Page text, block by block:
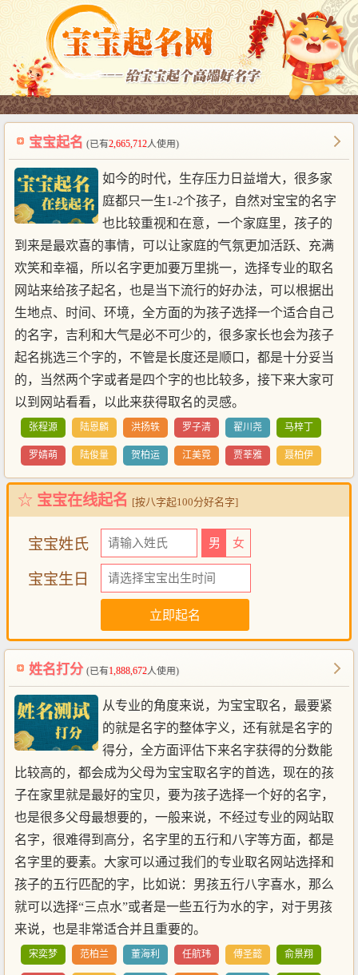
宝宝起名 (已有2,665,712人使用)
如今的时代，生存压力日益增大，很多家
庭都只一生1-2个孩子，自然对宝宝的名字
也比较重视和在意，一个家庭里，孩子的
到来是最欢喜的事情，可以让家庭的气氛更加活跃、充满
欢笑和幸福，所以名字更加要万里挑一，选择专业的取名
网站来给孩子起名，也是当下流行的好办法，可以根据出
生地点、时间、环境，全方面的为孩子选择一个适合自己
的名字，吉利和大气是必不可少的，很多家长也会为孩子
起名挑选三个字的，不管是长度还是顺口，都是十分妥当
的，当然两个字或者是四个字的也比较多，接下来大家可
以到网站看看，以此来获得取名的灵感。
张程源 陆恩麟 洪扬轶 罗子清 翟川尧 马梓丁
罗婧萌 陆俊量 贺柏运 江美霓 贾莘雅 聂柏伊
☆ 宝宝在线起名 [按八字起100分好名字]
宝宝姓氏 男 女
宝宝生日
姓名打分 (已有1,888,672人使用)
从专业的角度来说，为宝宝取名，最要紧
的就是名字的整体字义，还有就是名字的
得分，全方面评估下来名字获得的分数能
比较高的，都会成为父母为宝宝取名字的首选，现在的孩
子在家里就是最好的宝贝，要为孩子选择一个好的名字，
也是很多父母最想要的，一般来说，不经过专业的网站取
名字，很难得到高分，名字里的五行和八字等方面，都是
名字里的要素。大家可以通过我们的专业取名网站选择和
孩子的五行匹配的字，比如说：男孩五行八字喜水，那么
就可以选择“三点水”或者是一些五行为水的字，对于男孩
来说，也是非常适合并且重要的。
宋奕梦 范柏兰 董海利 任航玮 傅圣懿 俞景翔